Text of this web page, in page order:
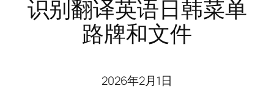
识别翻译英语日韩菜单
路牌和文件
2026年2月1日